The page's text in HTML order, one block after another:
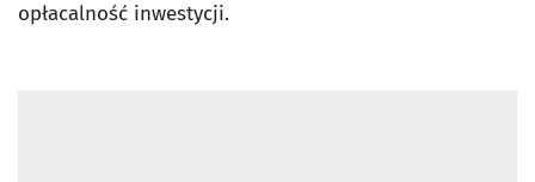
opłacalność inwestycji.